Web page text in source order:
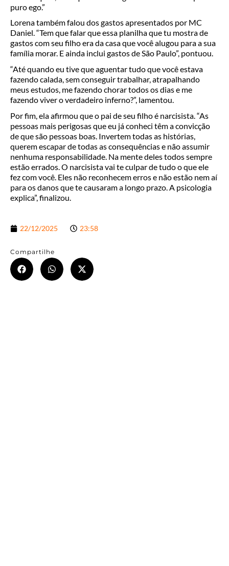
puro ego.”
Lorena também falou dos gastos apresentados por MC
Daniel. “Tem que falar que essa planilha que tu mostra de
gastos com seu filho era da casa que você alugou para a sua
família morar. E ainda inclui gastos de São Paulo”, pontuou.
“Até quando eu tive que aguentar tudo que você estava
fazendo calada, sem conseguir trabalhar, atrapalhando
meus estudos, me fazendo chorar todos os dias e me
fazendo viver o verdadeiro inferno?”, lamentou.
Por fim, ela afirmou que o pai de seu filho é narcisista. “As
pessoas mais perigosas que eu já conheci têm a convicção
de que são pessoas boas. Invertem todas as histórias,
querem escapar de todas as consequências e não assumir
nenhuma responsabilidade. Na mente deles todos sempre
estão errados. O narcisista vai te culpar de tudo o que ele
fez com você. Eles não reconhecem erros e não estão nem aí
para os danos que te causaram a longo prazo. A psicologia
explica”, finalizou.
22/12/2025 23:58
Compartilhe